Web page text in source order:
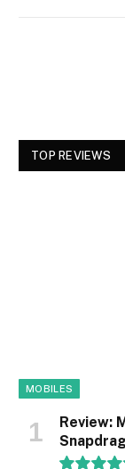
TOP REVIEWS
MOBILES
Review: